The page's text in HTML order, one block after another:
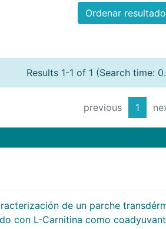
Ordenar
Results 1-1 of 1 (Search time:
previous 1
de un parche
con L-Carnitina como